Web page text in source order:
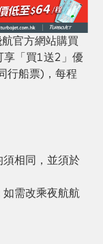
官方網站購買
享「買1送2」優
行船票)，每程
須相同，並須於
需改乘夜航航